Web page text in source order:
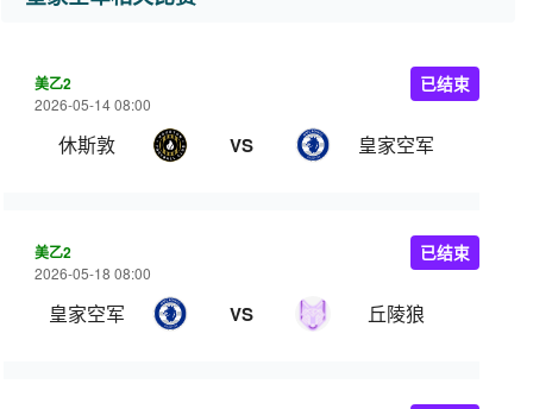
美乙2
2026-05-14 08:00
休斯敦 VS 皇家空军
已结束
美乙2
2026-05-18 08:00
皇家空军 VS 丘陵狼
已结束